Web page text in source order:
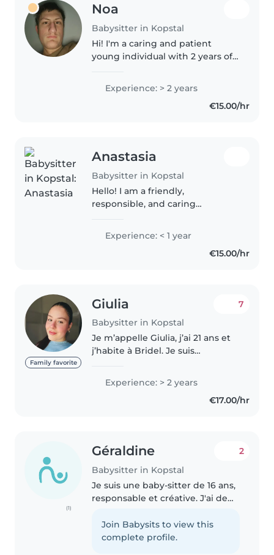
Noa
Babysitter in Kopstal
Hi! I'm a caring and patient
young individual with 2 years of
with babies, toddlers,
preschoolers, and
Experience: > 2 years
€15.00/hr
Anastasia
Babysitter in Kopstal
Hello! I am a friendly,
responsible, and caring
I'm only 19 years old, I have
experience caring for toddlers,
Experience: < 1 year
€15.00/hr
Family favorite
Giulia
Babysitter in Kopstal
7
Je m’appelle Giulia, j’ai 21 ans et
j’habite à Bridel. Je suis
l’université de Luxembourg,
donc ma disponibilité varie un
peu. J’aime être avec les enfants..
Experience: > 2 years
€17.00/hr
(1)
Géraldine
Babysitter in Kopstal
2
Je suis une baby-sitter de 16 ans,
responsable et créative. J'ai de
tout-petits, les enfants d'âge
préscolaire et les écoliers. J'ai
Join Babysits to view this
complete profile.